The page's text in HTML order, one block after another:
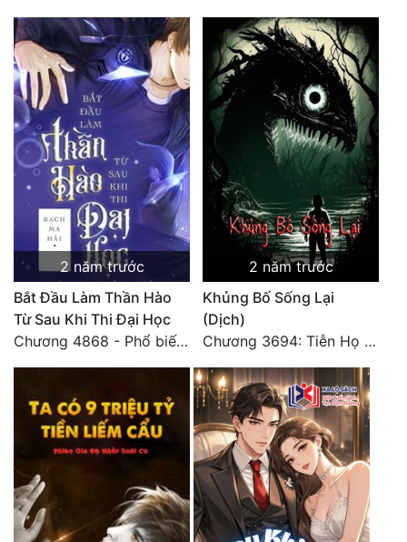
2 năm trước
Bắt Đầu Làm Thần Hào
Từ Sau Khi Thi Đại Học
Chương 4868 - Phổ biến Hạ Quốc tệ!
2 năm trước
Khủng Bố Sống Lại
(Dịch)
Chương 3694: Tiễn Họ Đoạn Đường Cuối - Hoàn